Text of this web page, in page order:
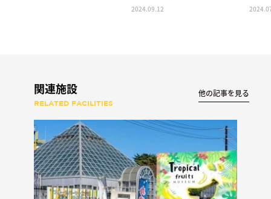
2024.09.12
関連施設
RELATED FACILITIES
他の記事を見る